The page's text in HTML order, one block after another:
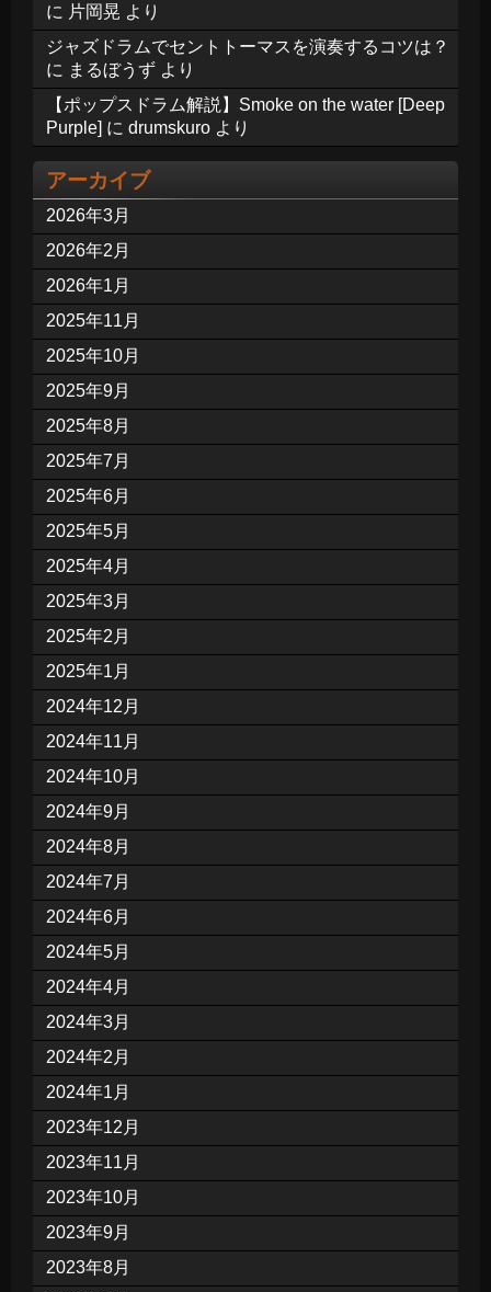
に 片岡晃 より
ジャズドラムでセントトーマスを演奏するコツは？
に まるぼうず より
【ポップスドラム解説】Smoke on the water [Deep
Purple] に drumskuro より
アーカイブ
2026年3月
2026年2月
2026年1月
2025年11月
2025年10月
2025年9月
2025年8月
2025年7月
2025年6月
2025年5月
2025年4月
2025年3月
2025年2月
2025年1月
2024年12月
2024年11月
2024年10月
2024年9月
2024年8月
2024年7月
2024年6月
2024年5月
2024年4月
2024年3月
2024年2月
2024年1月
2023年12月
2023年11月
2023年10月
2023年9月
2023年8月